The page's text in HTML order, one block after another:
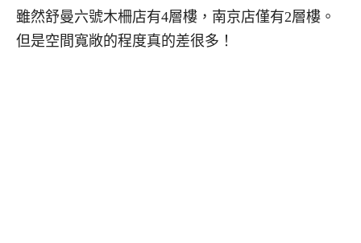
雖然舒曼六號木柵店有4層樓，南京店僅有2層樓。
但是空間寬敞的程度真的差很多！